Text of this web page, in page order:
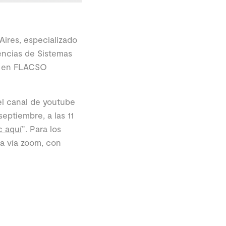
especializado
de Sistemas
FLACSO
canal de youtube
a las 11
aquí”. Para los
vía zoom, con